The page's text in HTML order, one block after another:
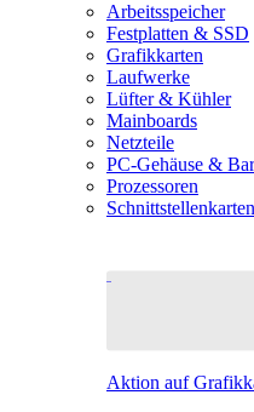
Arbeitsspeicher
Festplatten & SSD
Grafikkarten
Laufwerke
Lüfter & Kühler
Mainboards
Netzteile
PC-Gehäuse &
Prozessoren
Schnittstellenkarten
Aktion auf